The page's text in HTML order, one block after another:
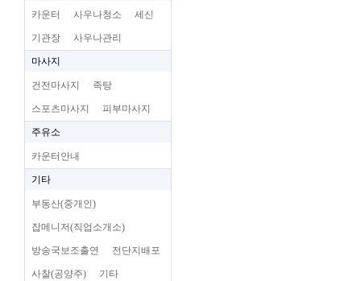
카운터 사우나청소 세신
기관장 사우나관리
마사지
건전마사지 족탕
스포츠마사지 피부마사지
주유소
카운터안내
기타
부동산(중개인)
잡메니저(직업소개소)
방송국보조출연 전단지배포
사찰(공양주) 기타